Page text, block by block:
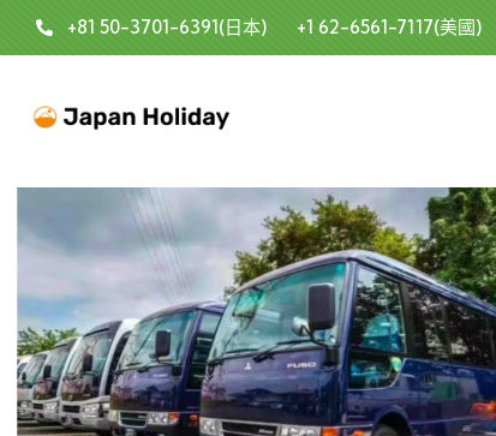
+81 50-3701-6391(日本) +1 62-6561-7117(美國)